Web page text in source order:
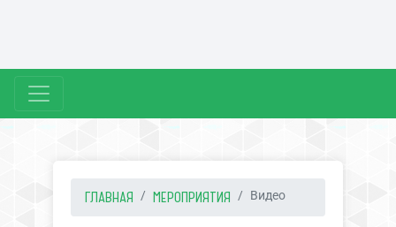
ГЛАВНАЯ МЕРОПРИЯТИЯ Видео